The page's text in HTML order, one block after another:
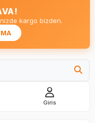
kargo bizden.
Giris